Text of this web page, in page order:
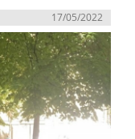
17/05/2022